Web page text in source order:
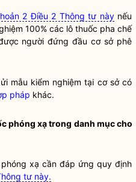
2 Điều 2 Thông tư nàynếu
100% các lô thuốc pha chế
người đứng đầu cơ sở phê
mẫu kiểm nghiệm tại cơ sở có
pháp khác.
phóng xạtrong danh mục cho
xạ cần đáp ứng quy định
tư này.